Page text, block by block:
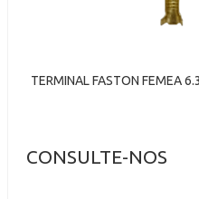
TERMINAL FASTON FEMEA
CONSULTE-NOS